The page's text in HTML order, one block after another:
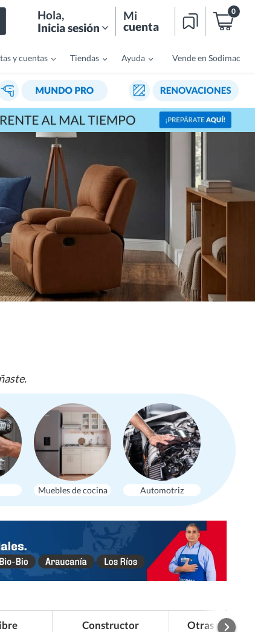
Hola,
Inicia sesión
Mi
cuenta
0
y cuentas Tiendas Ayuda Vende en Sodimac
Muebles de cocina Automotriz
Constructor Otras